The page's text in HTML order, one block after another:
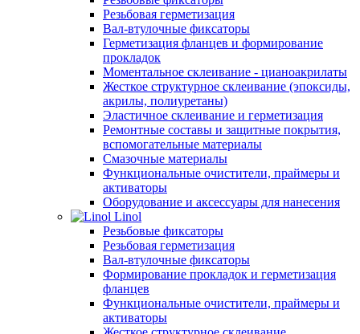
Резьбовая герметизация
Вал-втулочные фиксаторы
Герметизация фланцев и формирование
прокладок
Моментальное склеивание - цианоакрилаты
Жесткое структурное склеивание (эпоксиды,
акрилы, полиуретаны)
Эластичное склеивание и герметизация
Ремонтные составы и защитные покрытия,
вспомогательные материалы
Смазочные материалы
Функциональные очистители, праймеры и
активаторы
Оборудование и аксессуары для нанесения
Linol
Резьбовые фиксаторы
Резьбовая герметизация
Вал-втулочные фиксаторы
Формирование прокладок и герметизация
фланцев
Функциональные очистители, праймеры и
активаторы